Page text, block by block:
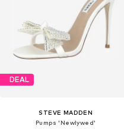
DEAL
STEVE MADDEN
Pumps 'Newlywed'